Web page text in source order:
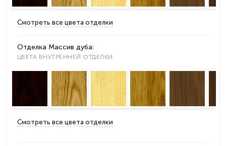
Смотреть все цвета отделки
Отделка Массив дуба:
ЦВЕТА ВНУТРЕННЕЙ ОТДЕЛКИ
Смотреть все цвета отделки